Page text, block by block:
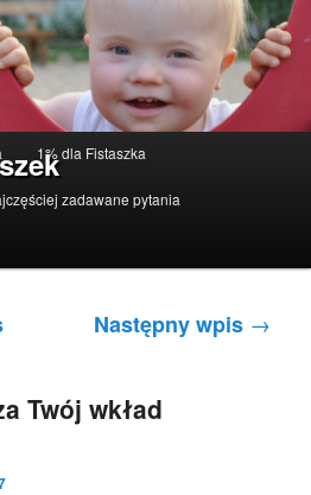
1% dla Fistaszka
zadawane pytania
Następny wpis →
Twój wkład